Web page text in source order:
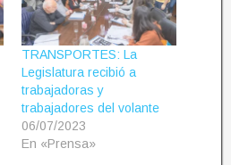
TRANSPORTES: La
Legislatura recibió a
trabajadoras y
trabajadores del volante
06/07/2023
En «Prensa»